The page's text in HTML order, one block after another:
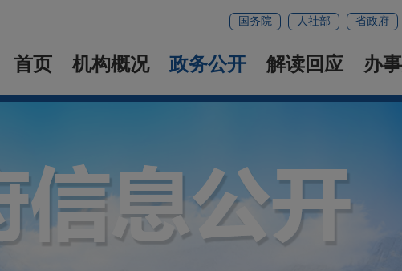
国务院 人社部 省政府
首页 机构概况 政务公开 解读回应 办